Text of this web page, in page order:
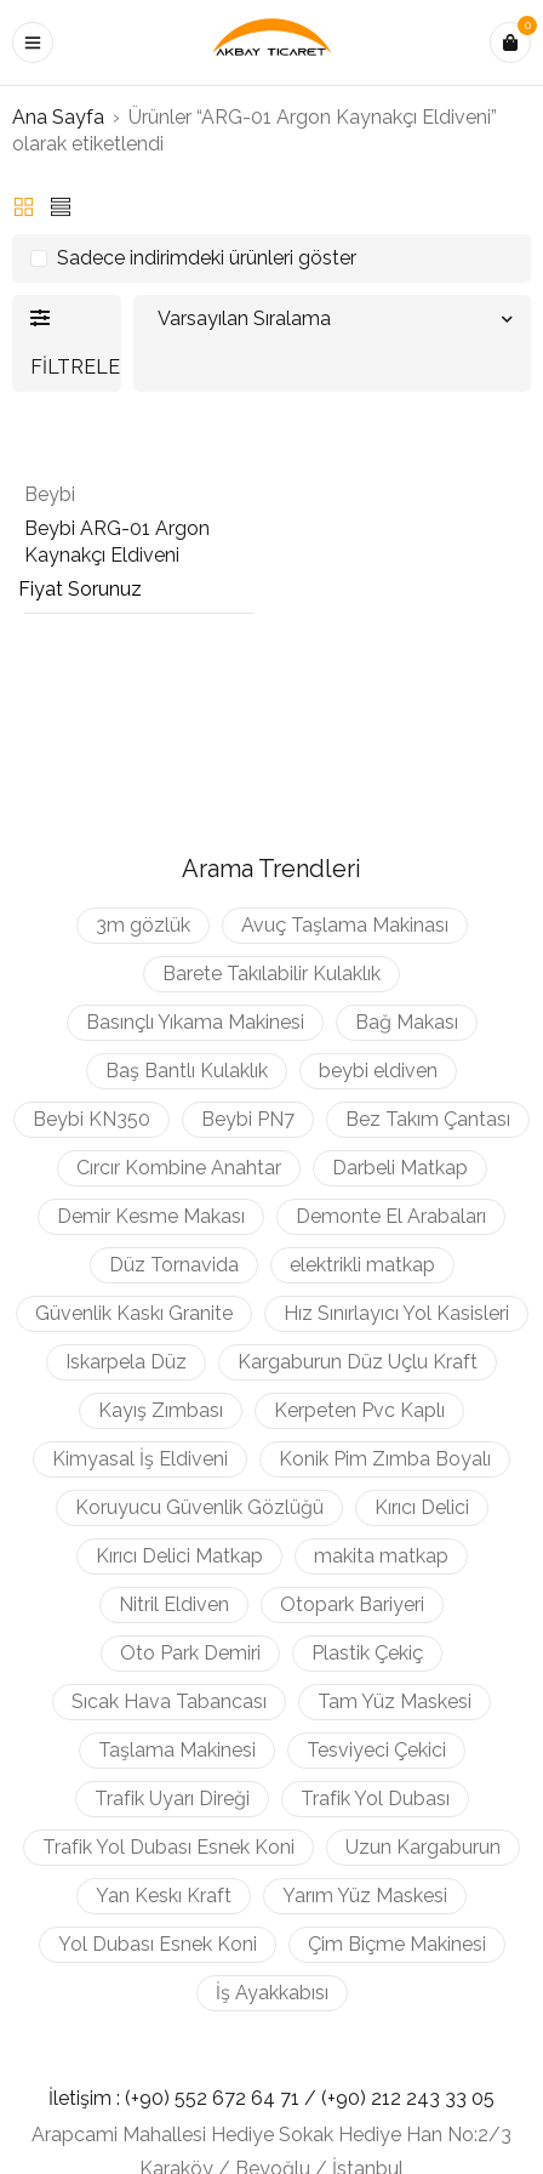
0
Ana Sayfa › Ürünler “ARG-01 Argon Kaynakçı Eldiveni”
olarak etiketlendi
FILTRELE
Varsayılan Sıralama
Sadece indirimdeki ürünleri göster
Beybi
Beybi ARG-01 Argon
Kaynakçı Eldiveni
Fiyat Sorunuz
Arama Trendleri
3m gözlük Avuç Taşlama Makinası
Barete Takılabilir Kulaklık
Basınçlı Yıkama Makinesi Bağ Makası
Baş Bantlı Kulaklık beybi eldiven
Beybi KN350 Beybi PN7 Bez Takım Çantası
Cırcır Kombine Anahtar Darbeli Matkap
Demir Kesme Makası Demonte El Arabaları
Düz Tornavida elektrikli matkap
Güvenlik Kaskı Granite Hız Sınırlayıcı Yol Kasisleri
Iskarpela Düz Kargaburun Düz Uçlu Kraft
Kayış Zımbası Kerpeten Pvc Kaplı
Kimyasal İş Eldiveni Konik Pim Zımba Boyalı
Koruyucu Güvenlik Gözlüğü Kırıcı Delici
Kırıcı Delici Matkap makita matkap
Nitril Eldiven Otopark Bariyeri
Oto Park Demiri Plastik Çekiç
Sıcak Hava Tabancası Tam Yüz Maskesi
Taşlama Makinesi Tesviyeci Çekici
Trafik Uyarı Direği Trafik Yol Dubası
Trafik Yol Dubası Esnek Koni Uzun Kargaburun
Yan Keskı Kraft Yarım Yüz Maskesi
Yol Dubası Esnek Koni Çim Biçme Makinesi
İş Ayakkabısı
İletişim : (+90) 552 672 64 71 / (+90) 212 243 33 05
Arapcami Mahallesi Hediye Sokak Hediye Han No:2/3
Karaköy / Beyoğlu / İstanbul